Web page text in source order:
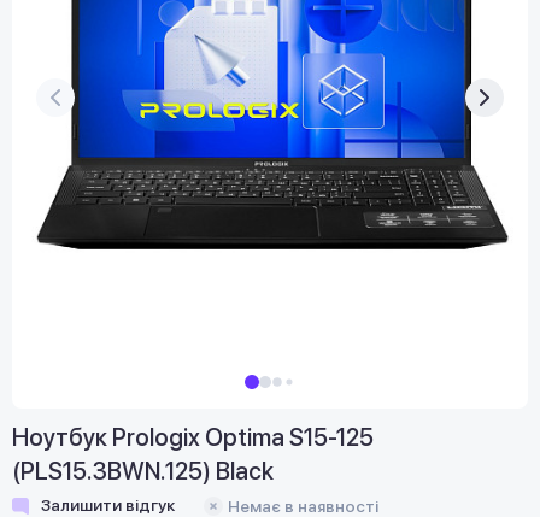
Ноутбук Prologix Optima S15-125
(PLS15.3BWN.125) Black
Залишити відгук Немає в наявності